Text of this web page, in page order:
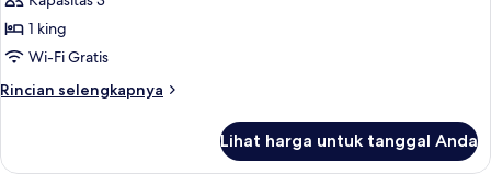
kamar
tidur,
Asap
1 king
Wi-Fi Gratis
Rincian selengkapnya
Rincian
Suite,
Lihat harga untuk tanggal Anda